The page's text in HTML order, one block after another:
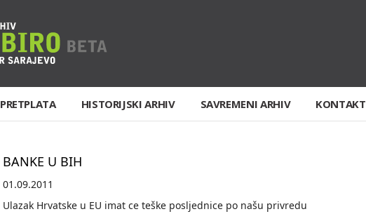
PRETPLATA HISTORIJSKI ARHIV SAVREMENI ARHIV KONTAKT
BANKE U BIH
01.09.2011
Ulazak Hrvatske u EU imat ce teške posljednice po našu privredu